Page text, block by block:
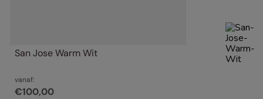
San Jose Warm Wit
vanaf:
€100,00